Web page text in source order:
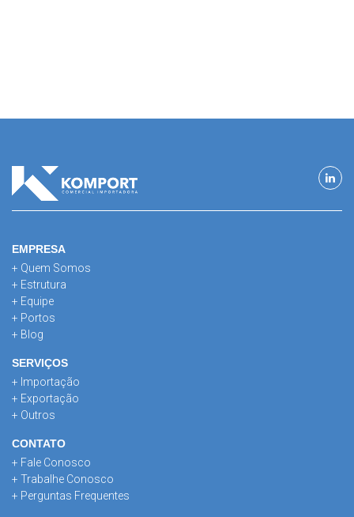
EMPRESA
+ Quem Somos
+ Estrutura
+ Equipe
+ Portos
+ Blog
SERVIÇOS
+ Importação
+ Exportação
+ Outros
CONTATO
+ Fale Conosco
+ Trabalhe Conosco
+ Perguntas Frequentes